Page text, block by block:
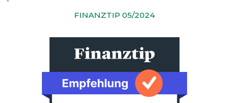
FINANZTIP 05/2024